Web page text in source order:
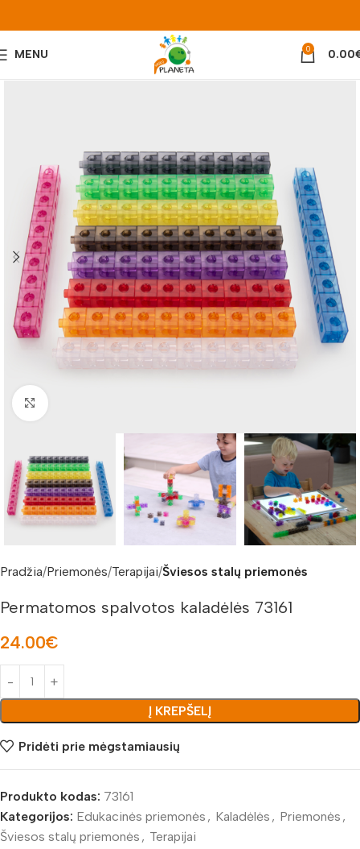
MENU 0 0.00
Padidinti nuotrauką
Pradžia Priemonės Terapijai Šviesos stalų priemonės
Permatomos spalvotos kaladėlės 73161
24.00€
Į KREPŠELĮ
Pridėti prie mėgstamiausių
Produkto kodas: 73161
Kategorijos: Edukacinės priemonės , Kaladėlės , Priemonės ,
Šviesos stalų priemonės , Terapijai